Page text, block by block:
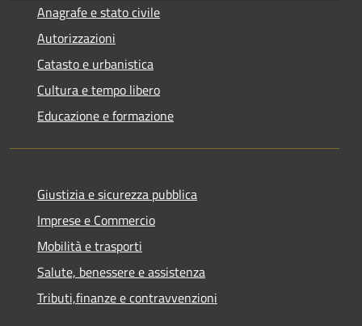
Anagrafe e stato civile
Autorizzazioni
Catasto e urbanistica
Cultura e tempo libero
Educazione e formazione
Giustizia e sicurezza pubblica
Imprese e Commercio
Mobilità e trasporti
Salute, benessere e assistenza
Tributi,finanze e contravvenzioni